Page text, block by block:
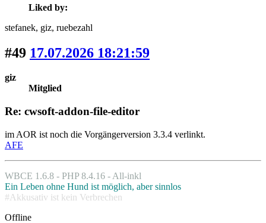
Liked by:
stefanek, giz, ruebezahl
#49 17.07.2026 18:21:59
giz
Mitglied
Re: cwsoft-addon-file-editor
im AOR ist noch die Vorgängerversion 3.3.4 verlinkt.
AFE
WBCE 1.6.8 - PHP 8.4.16 - All-inkl
Ein Leben ohne Hund ist möglich, aber sinnlos
#Akkusativ ist kein Verbrechen
Offline